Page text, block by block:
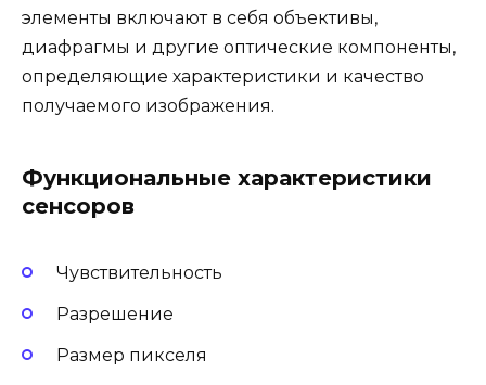
элементы включают в себя объективы,
диафрагмы и другие оптические компоненты,
определяющие характеристики и качество
получаемого изображения.
Функциональные характеристики
сенсоров
Чувствительность
Разрешение
Размер пикселя